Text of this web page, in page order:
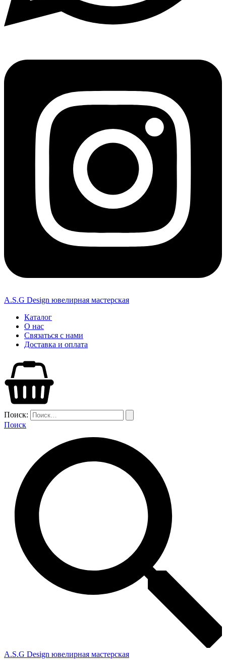
A.S.G Design ювелирная мастерская
Каталог
О нас
Связаться с нами
Доставка и оплата
Поиск:
Поиск
A.S.G Design ювелирная мастерская